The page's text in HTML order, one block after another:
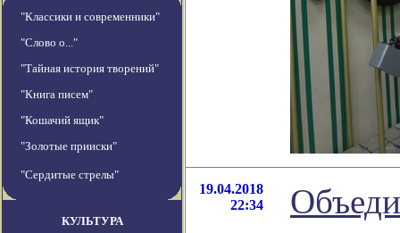
"Классики и современники"
"Слово о..."
"Тайная история творений"
"Книга писем"
"Кошачий ящик"
"Золотые прииски"
"Сердитые стрелы"
КУЛЬТУРА
19.04.2018
22:34